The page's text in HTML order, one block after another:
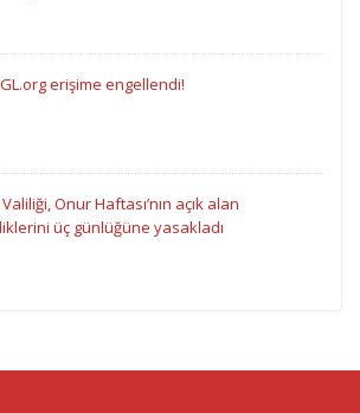
erişime engellendi!
Onur Haftası’nın açık alan
üç günlüğüne yasakladı